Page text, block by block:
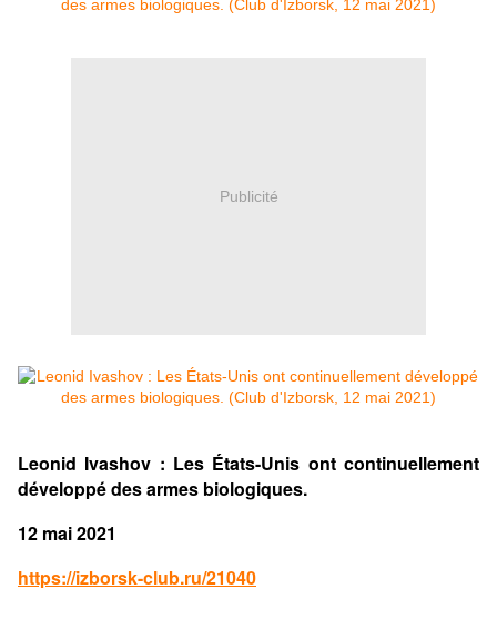
Publicité
Leonid Ivashov : Les États-Unis ont continuellement
développé des armes biologiques.
12 mai 2021
https://izborsk-club.ru/21040